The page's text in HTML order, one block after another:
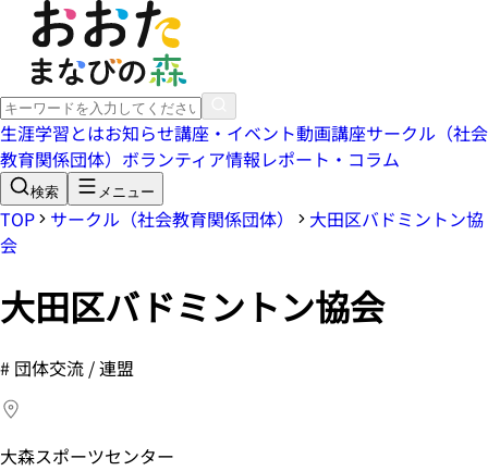
生涯学習とはお知らせ講座・イベント動画講座サークル（社会
教育関係団体） ボランティア情報レポート・コラム
検索 メニュー
TOP サークル（社会教育関係団体）
大田区バドミントン協
会
大田区バドミントン協会
# 団体交流 / 連盟
大森スポーツセンター